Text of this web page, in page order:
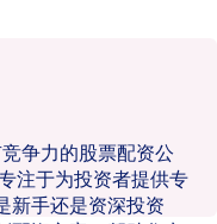
争力的股票配资公
注于为投资者提供专
新手还是资深投资